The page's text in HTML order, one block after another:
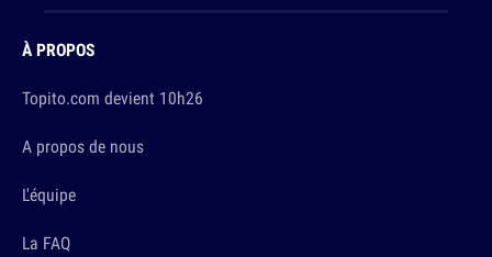
À PROPOS
Topito.com devient 10h26
A propos de nous
L'équipe
La FAQ